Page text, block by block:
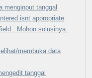
menginput tanggal
isnt appropriate
. Mohon solusinya.
membuka data
tanggal